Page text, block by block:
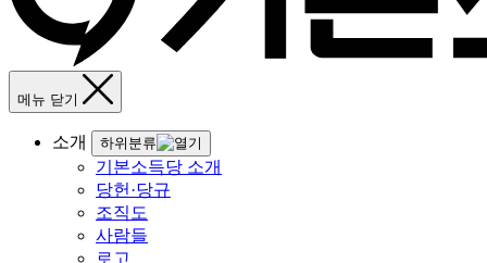
메뉴 닫기
소개 하위분류
기본소득당 소개
당헌·당규
조직도
사람들
로고